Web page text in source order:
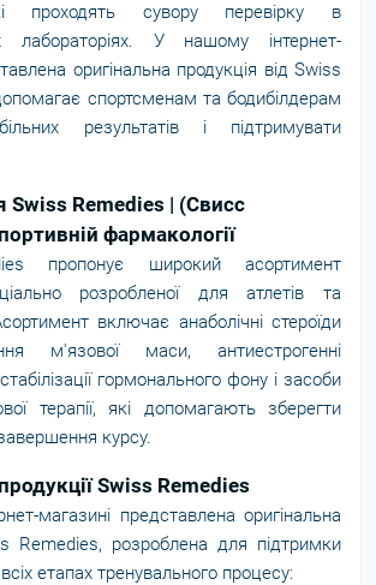
проходять сувору перевірку в
лабораторіях. У нашому інтернет-
оригінальна продукція від Swiss
спортсменам та бодибілдерам
результатів і підтримувати
Swiss Remedies | (Свисс
фармакології
пропонує широкий асортимент
розробленої для атлетів та
включає анаболічні стероїди
м'язової маси, антиестрогенні
гормонального фону і засоби
терапії, які допомагають зберегти
курсу.
Swiss Remedies
магазині представлена оригінальна
Remedies, розроблена для підтримки
етапах тренувального процесу: